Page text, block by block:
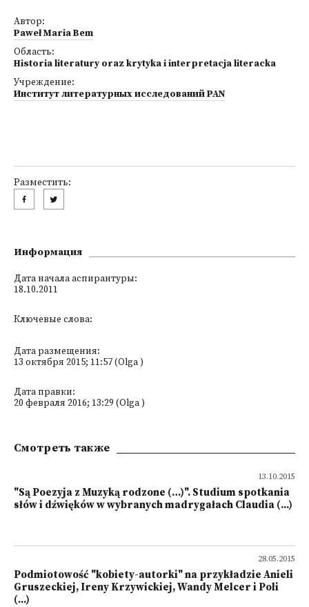
Автор:
Paweł Maria Bem
Область:
Historia literatury oraz krytyka i interpretacja literacka
Учреждение:
Институт литературных исследований PAN
Разместить:
Информация
Дата начала аспирантуры:
18.10.2011
Ключевые слова:
Дата размещения:
13 октября 2015; 11:57 (Olga )
Дата правки:
20 февраля 2016; 13:29 (Olga )
Смотреть также
13.10.2015
"Są Poezyja z Muzyką rodzone (…)". Studium spotkania
słów i dźwięków w wybranych madrygałach Claudia (...)
28.05.2015
Podmiotowość "kobiety-autorki" na przykładzie Anieli
Gruszeckiej, Ireny Krzywickiej, Wandy Melcer i Poli
(...)